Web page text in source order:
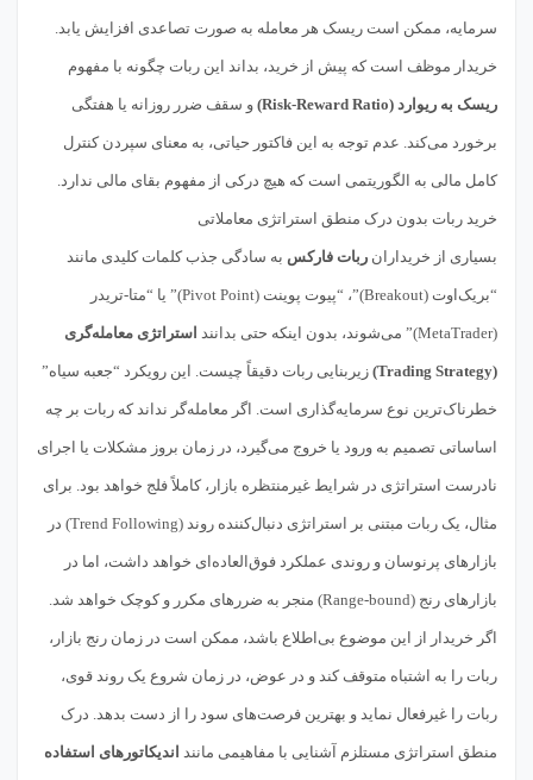
سرمایه، ممکن است ریسک هر معامله به صورت تصاعدی افزایش یابد.
خریدار موظف است که پیش از خرید، بداند این ربات چگونه با مفهوم
ریسک به ریوارد (Risk-Reward Ratio) و سقف ضرر روزانه یا هفتگی
برخورد می‌کند. عدم توجه به این فاکتور حیاتی، به معنای سپردن کنترل
کامل مالی به الگوریتمی است که هیچ درکی از مفهوم بقای مالی ندارد.
خرید ربات بدون درک منطق استراتژی معاملاتی
بسیاری از خریداران ربات فارکس به سادگی جذب کلمات کلیدی مانند
“بریک‌اوت (Breakout)”، “پیوت پوینت (Pivot Point)” یا “متا-تریدر
(MetaTrader)” می‌شوند، بدون اینکه حتی بدانند استراتژی معامله‌گری
(Trading Strategy) زیربنایی ربات دقیقاً چیست. این رویکرد “جعبه سیاه”
خطرناک‌ترین نوع سرمایه‌گذاری است. اگر معامله‌گر نداند که ربات بر چه
اساساتی تصمیم به ورود یا خروج می‌گیرد، در زمان بروز مشکلات یا اجرای
نادرست استراتژی در شرایط غیرمنتظره بازار، کاملاً فلج خواهد بود. برای
مثال، یک ربات مبتنی بر استراتژی دنبال‌کننده روند (Trend Following) در
بازارهای پرنوسان و روندی عملکرد فوق‌العاده‌ای خواهد داشت، اما در
بازارهای رنج (Range-bound) منجر به ضررهای مکرر و کوچک خواهد شد.
اگر خریدار از این موضوع بی‌اطلاع باشد، ممکن است در زمان رنج بازار،
ربات را به اشتباه متوقف کند و در عوض، در زمان شروع یک روند قوی،
ربات را غیرفعال نماید و بهترین فرصت‌های سود را از دست بدهد. درک
منطق استراتژی مستلزم آشنایی با مفاهیمی مانند اندیکاتورهای استفاده